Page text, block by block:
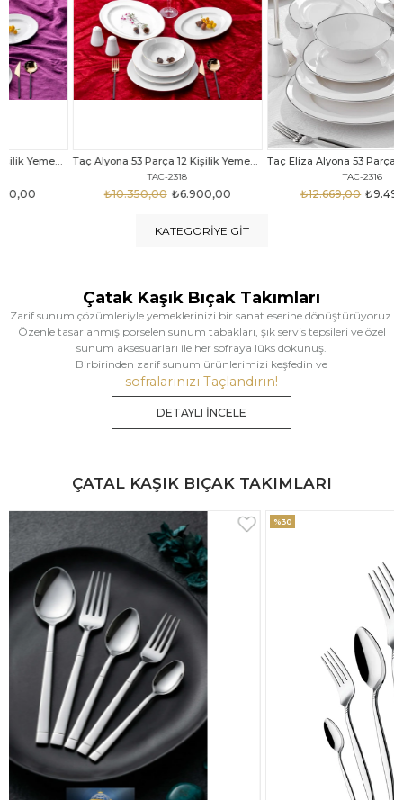
Taç Alyona 53 Parça 12 Kişilik Yemek Takımı Gold
₺6.900,00
₺10.350,00
Taç Eliza Alyona 53 Parça 12 Kişilik Yemek Takımı Platin
₺9.499,00
KATEGORIYE GIT
Çatak Kaşık Bıçak Takımları
Zarif sunum çözümleriyle yemeklerinizi bir sanat eserine dönüştürüyoruz.
Özenle tasarlanmış porselen sunum tabakları, şık servis tepsileri ve özel
sunum aksesuarları ile her sofraya lüks dokunuş.
Birbirinden zarif sunum ürünlerimizi keşfedin ve
sofralarınızı Taçlandırın!
DETAYLI İNCELE
ÇATAL KAŞIK BIÇAK TAKIMLARI